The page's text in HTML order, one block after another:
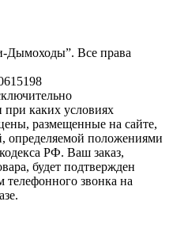
Дымоходы”. Все права
каких условиях
размещенные на сайте,
определяемой положениями
РФ. Ваш заказ,
будет подтвержден
звонка на